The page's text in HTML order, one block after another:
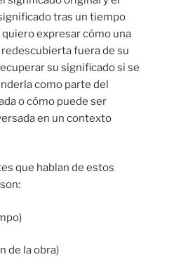
tras un tiempo
expresar cómo una
fuera de su
su significado si se
como parte del
o cómo puede ser
en un contexto
que hablan de estos
de la obra)